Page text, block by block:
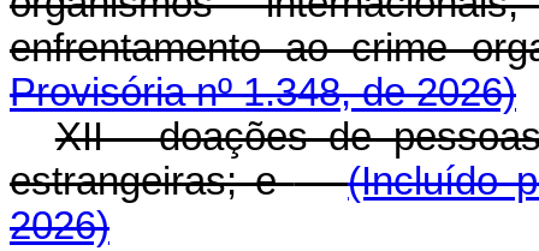
enfrentamento ao crime
Provisória nº 1.348, de 2026)
XII - doações de
estrangeiras; e
(Incluído
2026)